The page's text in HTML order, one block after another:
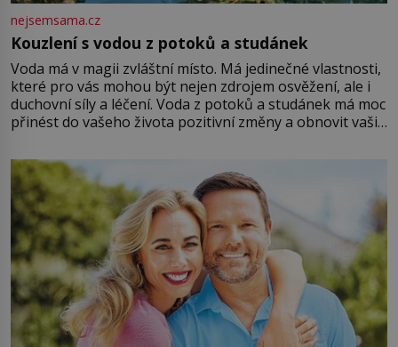
nejsemsama.cz
Kouzlení s vodou z potoků a studánek
Voda má v magii zvláštní místo. Má jedinečné vlastnosti,
které pro vás mohou být nejen zdrojem osvěžení, ale i
duchovní síly a léčení. Voda z potoků a studánek má moc
přinést do vašeho života pozitivní změny a obnovit vaši
můžete obohatit své rituály a přinést do svého života
větší harmonii a klid. Je důležité